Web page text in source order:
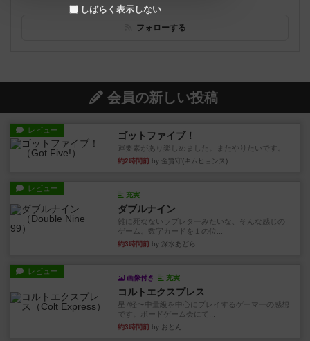
フォローする
会員の新しい投稿
レビュー ゴットファイブ！
運要素があり楽しめました。またやりたいです。
約2時間前 by 金賢守(キムヒョンス)
レビュー
充実
ダブルナイン
雑に死なないラブレターみたいな、そんな感じの
ゲーム。数字カードを１の位...
約3時間前 by 深水あどら
レビュー
画像付き 充実
コルトエクスプレス
星7軽〜中量級を中心にプレイするゲーマーの感想
です。ボードゲーム会にて...
約3時間前 by おとん
しばらく表示しない